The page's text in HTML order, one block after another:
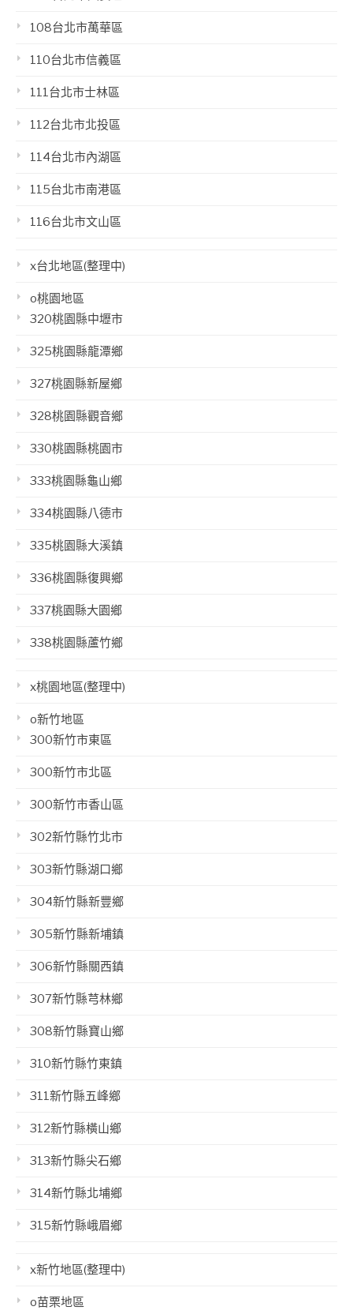
108台北市萬華區
110台北市信義區
111台北市士林區
112台北市北投區
114台北市內湖區
115台北市南港區
116台北市文山區
x台北地區(整理中)
o桃園地區
320桃園縣中壢市
325桃園縣龍潭鄉
327桃園縣新屋鄉
328桃園縣觀音鄉
330桃園縣桃園市
333桃園縣龜山鄉
334桃園縣八德市
335桃園縣大溪鎮
336桃園縣復興鄉
337桃園縣大園鄉
338桃園縣蘆竹鄉
x桃園地區(整理中)
o新竹地區
300新竹市東區
300新竹市北區
300新竹市香山區
302新竹縣竹北市
303新竹縣湖口鄉
304新竹縣新豐鄉
305新竹縣新埔鎮
306新竹縣關西鎮
307新竹縣芎林鄉
308新竹縣寶山鄉
310新竹縣竹東鎮
311新竹縣五峰鄉
312新竹縣橫山鄉
313新竹縣尖石鄉
314新竹縣北埔鄉
315新竹縣峨眉鄉
x新竹地區(整理中)
o苗栗地區